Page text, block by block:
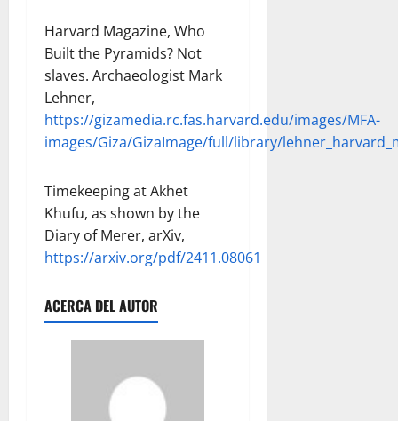
Harvard Magazine, Who
Built the Pyramids? Not
slaves. Archaeologist Mark
Lehner,
https://gizamedia.rc.fas.harvard.edu/images/MFA-
images/Giza/GizaImage/full/library/
Timekeeping at Akhet
Khufu, as shown by the
Diary of Merer, arXiv,
https://arxiv.org/pdf/2411.08061
ACERCA DEL AUTOR